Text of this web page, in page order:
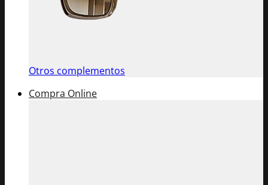
Otros complementos
Compra Online